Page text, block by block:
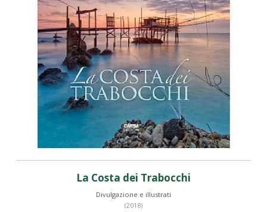
La Costa dei Trabocchi
Divulgazione e illustrati
(2018)